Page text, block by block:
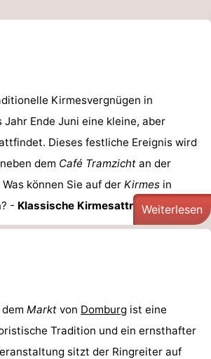
Kirmesvergnügen in
Jahr Ende Juni eine kleine, aber
Dieses festliche Ereignis wird
dem Café Tramzicht an der
können Sie auf der Kirmes in
- Klassische Kirmesattraktionen: ...
Weiterlesen
Markt von Domburg ist eine
Tradition und ein ernsthafter
sitzt der Ringreiter auf